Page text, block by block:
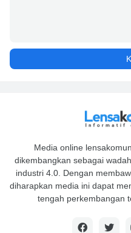
Media online
dikembangkan sebagai
industri 4.0. Dengan
diharapkan media ini dapat
tengah perkembangan